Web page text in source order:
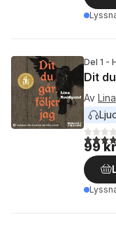
Del 1 -
Dit
Av
4,1utav
99 kr